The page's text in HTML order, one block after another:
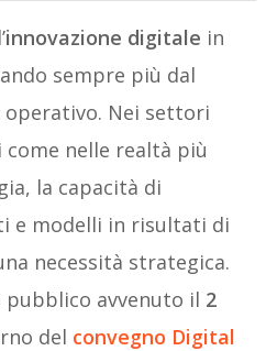
innovazione digitale in
sempre più dal
Nei settori
nelle realtà più
la capacità di
e modelli in risultati di
necessità strategica.
avvenuto il 2
del convegno Digital